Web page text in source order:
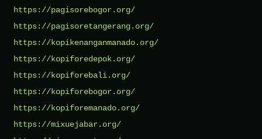
https://pagisorebogor.org/
https://pagisoretangerang.org/
https://kopikenanganmanado.org/
https://kopiforedepok.org/
https://kopiforebali.org/
https://kopiforebogor.org/
https://kopiforemanado.org/
https://mixuejabar.org/